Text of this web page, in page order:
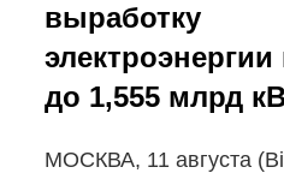
выработку
электроэнергии
до 1,555 млрд
МОСКВА, 11 августа